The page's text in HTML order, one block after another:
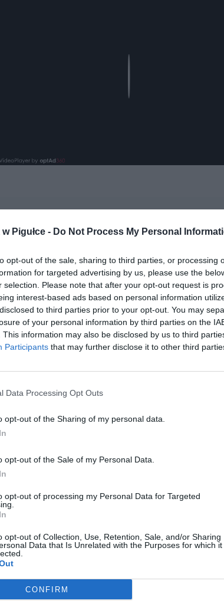
Pigułce - Do Not Process My Personal
opt-out of the sale, sharing to third parties, or processing
for targeted advertising by us, please use the
selection. Please note that after your opt-out request is
interest-based ads based on personal information
to third parties prior to your opt-out. You may
of your personal information by third parties on the
This information may also be disclosed by us to third
Participants that may further disclose it to other third
Data Processing Opt Outs
opt-out of the Sharing of my personal data.
opt-out of the Sale of my Personal Data.
opt-out of processing my Personal Data for Targeted
opt-out of Collection, Use, Retention, Sale, and/or Sharing
Data that Is Unrelated with the Purposes for which it
CONFIRM
nas do preferowanych źródeł w Google
Fot. Warszawa w Pigułce
najczęściej dzwonią na losowe numery w nocy
tylko krótki sygnał.
RÓWNIEŻ:
3600 zł miesięcznie zamiast 800+. Nowa
dzieci do 3. roku życia